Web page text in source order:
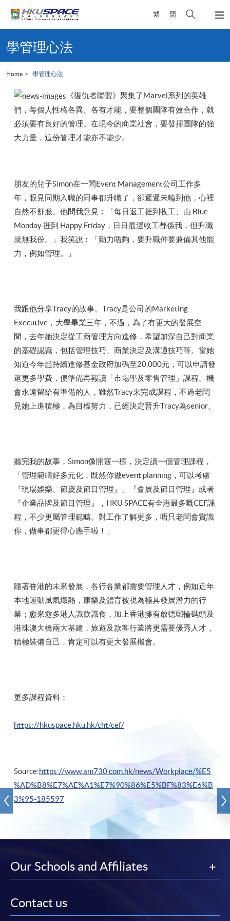
繁 簡
Open
search
content
start學管理心法
Home 學管理心法
《復仇者聯盟》聚集了Marvel系列的英雄
們，每個人性格各異、各有才能，要整個團隊有效合作，就
必須要有良好的管理。在現今的商業社會，要發揮團隊的強
大力量，這份管理才能亦不能少。
朋友的兒子Simon在一間Event Management公司工作多
年，眼見同期入職的同事都升職了，卻遲遲未輪到他，心裡
自然不舒服。他問我意見︰「每日返工捱到收工、由 Blue
Monday 捱到 Happy Friday，日日最遲收工都係我，但升職
就無我份。」我笑說︰「勤力唔夠，要升職仲要兼備其他能
力，例如管理。」
我跟他分享Tracy的故事。Tracy是公司的Marketing
Executive，大學畢業三年，不過，為了有更大的發展空
間，去年她決定從工商管理方向進修，希望加深自己對商業
的基礎認識，包括管理技巧、商業決定及溝通技巧等。當她
知道今年起持續進修基金政府加碼至20,000元，可以申請發
還更多學費，便準備再報讀「市場學及零售管理」課程。機
會永遠留給有準備的人，雖然Tracy未完成課程，不過老闆
見她上進積極，為目標努力，已經決定晉升Tracy為senior。
聽完我的故事，Simon像開竅一樣，決定讀一個管理課程，
「管理範疇好多元化，既然你做event planning，可以考慮
『現場娛樂、節慶及節目管理』、『會展及節目管理』或者
『企業品牌及節目管理』，HKU SPACE有全港最多嘅CEF課
程，不少更屬管理範疇。對工作了解更多，唔只老闆會賞識
你，做事都更得心應手啦！」
隨著香港的未來發展，各行各業都需要管理人才，例如近年
本地運動風氣熾熱，康樂及體育被視為極具發展潛力的行
業；愈來愈多港人識飲識食，加上香港擁有啟德郵輪碼頭及
港珠澳大橋兩大基建，旅遊及款客行業將更需要優秀人才，
積極裝備自己，肯定可以有更大發展機會。
更多課程資料：
https://hkuspace.hku.hk/cht/cef/
Source:https://www.am730.com.hk/news/Workplace/%E5
%AD%B8%E7%AE%A1%E7%90%86%E5%BF%83%E6%B
3%95-185597
Our Schools and Affiliates
Contact us